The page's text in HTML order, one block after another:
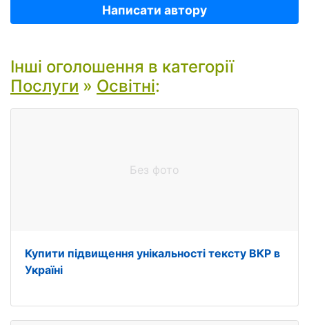
Написати автору
Інші оголошення в категорії
Послуги » Освітні:
Без фото
Купити підвищення унікальності тексту ВКР в
Україні